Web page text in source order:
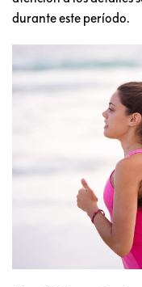
durante este período.